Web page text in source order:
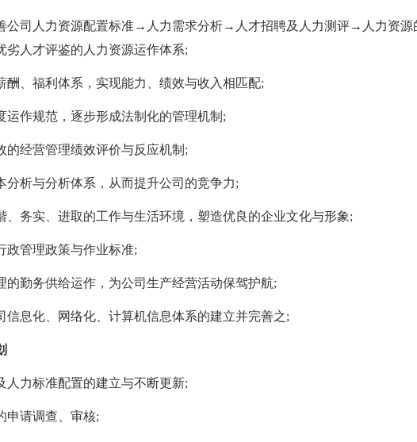
公司人力资源配置标准→人力需求分析→人才招聘及人力测评→人力资源
人才评鉴的人力资源运作体系;
酬、福利体系，实现能力、绩效与收入相匹配;
运作规范，逐步形成法制化的管理机制;
的经营管理绩效评价与反应机制;
分析与分析体系，从而提升公司的竞争力;
、务实、进取的工作与生活环境，塑造优良的企业文化与形象;
政管理政策与作业标准;
的勤务供给运作，为公司生产经营活动保驾护航;
信息化、网络化、计算机信息体系的建立并完善之;
人力标准配置的建立与不断更新;
申请调查、审核;